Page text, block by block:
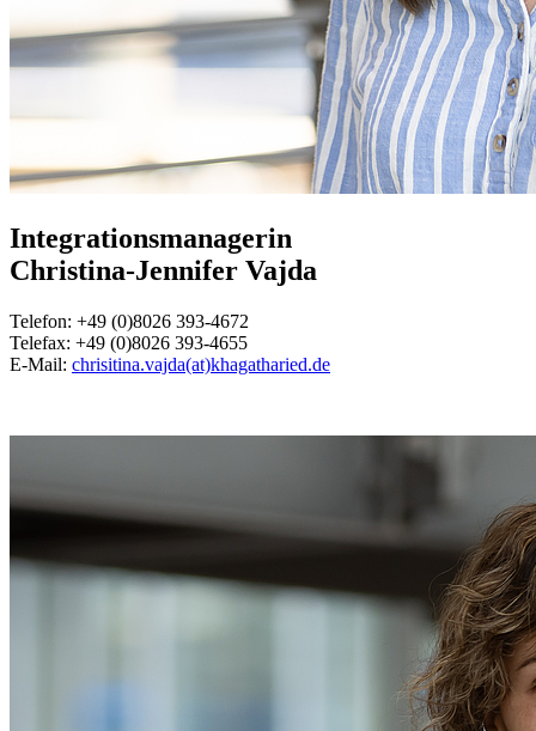
Integrationsmanagerin
Christina-Jennifer Vajda
Telefon: +49 (0)8026 393-4672
Telefax: +49 (0)8026 393-4655
E-Mail: chrisitina.vajda(at)khagatharied.de